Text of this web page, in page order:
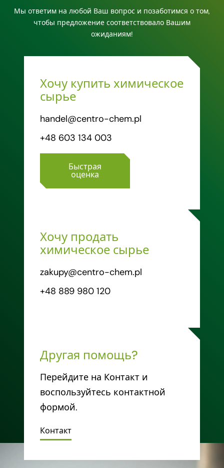
Мы ответим на любой Ваш вопрос и позаботимся о том,
чтобы предложение соответствовало Вашим
ожиданиям!
Хочу купить химическое
сырье
handel@centro-chem.pl
+48 603 134 003
Быстрая
оценка
Хочу продать
химическое сырье
zakupy@centro-chem.pl
+48 889 980 120
Другая помощь?
Перейдите на Контакт и
воспользуйтесь контактной
формой.
Контакт